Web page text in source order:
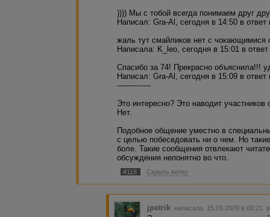
)))) Мы с тобой всегда понимаем друг
Написал: Gra-Al, cегодня в 14:50 в ответ
жаль тут смайликов нет с чокающимися
Написала: K_leo, cегодня в 15:01 в
Спасибо за 74! Прекрасно объяснила!!!
Написал: Gra-Al, cегодня в 15:09 в ответ
--------------
Это интересно? Это наводит
Нет.
Подобное общение уместно в
с целью побеседовать ни о чем. Но
боле. Такие сообщения отвлекают
обсуждения непонятно во что.
#118 Скрыть ветку
jpetrik написала 15.09.2009 в 00:21